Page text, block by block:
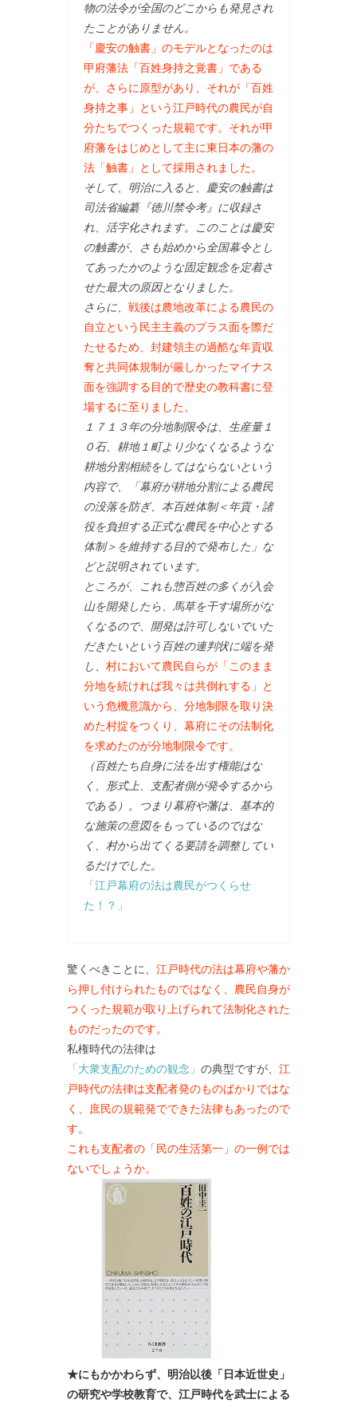
物の法令が全国のどこからも発見され
たことがありません。
「慶安の触書」のモデルとなったのは
甲府藩法「百姓身持之覚書」である
が、さらに原型があり、それが「百姓
身持之事」という江戸時代の農民が自
分たちでつくった規範です。それが甲
府藩をはじめとして主に東日本の藩の
法「触書」として採用されました。
そして、明治に入ると、慶安の触書は
司法省編纂『徳川禁令考』に収録さ
れ、活字化されます。このことは慶安
の触書が、さも始めから全国幕令とし
てあったかのような固定観念を定着さ
せた最大の原因となりました。
さらに、 戦後は農地改革による農民の
自立という民主主義のプラス面を際だ
たせるため、封建領主の過酷な年貢収
奪と共同体規制が厳しかったマイナス
面を強調する目的で歴史の教科書に登
場するに至りました。
１７１３年の分地制限令は、生産量１
０石、耕地１町より少なくなるような
耕地分割相続をしてはならないという
内容で、「幕府が耕地分割による農民
の没落を防ぎ、本百姓体制＜年貢・諸
役を負担する正式な農民を中心とする
体制＞を維持する目的で発布した」な
どと説明されています。
ところが、これも惣百姓の多くが入会
山を開発したら、馬草を干す場所がな
くなるので、開発は許可しないでいた
だきたいという百姓の連判状に端を発
し、 村において農民自らが「このまま
分地を続ければ我々は共倒れする」と
いう危機意識から、分地制限を取り決
めた村掟をつくり、幕府にその法制化
を求めたのが分地制限令です。
（百姓たち自身に法を出す権能はな
く、形式上、支配者側が発令するから
である）。つまり幕府や藩は、基本的
な施策の意図をもっているのではな
く、村から出てくる要請を調整してい
るだけでした。
「江戸幕府の法は農民がつくらせ
た！？」
驚くべきことに、 江戸時代の法は幕府や藩か
ら押し付けられたものではなく、農民自身が
つくった規範が取り上げられて法制化された
ものだったのです。
私権時代の法律は
「大衆支配のための観念」 の典型ですが、 江
戸時代の法律は支配者発のものばかりではな
く、庶民の規範発でできた法律もあったので
す。
これも支配者の「民の生活第一」の一例では
ないでしょうか。
★にもかかわらず、明治以後「日本近世史」
の研究や学校教育で、江戸時代を武士による